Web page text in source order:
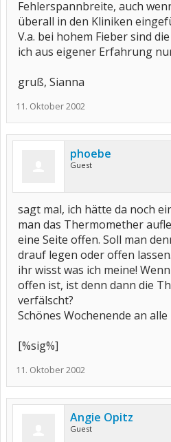
Fehlerspannbreite, auch
überall in den Kliniken
V.a. bei hohem Fieber sind
ich aus eigener Erfahrung
gruß, Sianna
11. Oktober 2002
phoebe
Guest
sagt mal, ich hätte da noch
man das Thermomether
eine Seite offen. Soll man
drauf legen oder offen
ihr wisst was ich meine!
offen ist, ist denn dann die
verfälscht?
Schönes Wochenende an alle
[%sig%]
11. Oktober 2002
Angie Opitz
Guest